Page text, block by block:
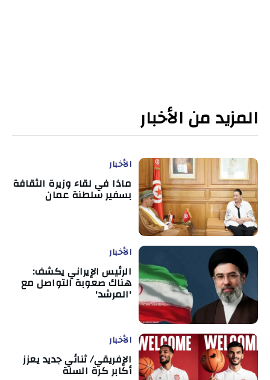
المزيد من الأخبار
الأخبار
ماذا في لقاء وزيرة الثقافة
بسفير سلطنة عمان
الأخبار
الرئيس الإيراني يكشف:
هناك صعوبة التواصل مع
'المرشد'
الأخبار
الإفريقي/ ثنائي جديد يعزز
أكابر كرة السلة